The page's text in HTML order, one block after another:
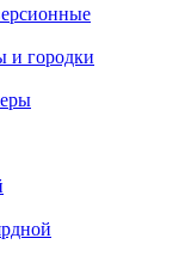
и городки